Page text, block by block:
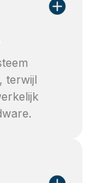
terwijl